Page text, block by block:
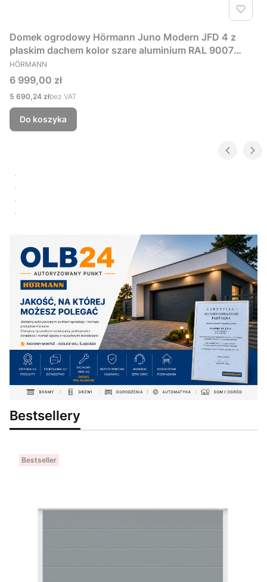
Domek ogrodowy Hörmann Juno Modern JFD 4 z
płaskim dachem kolor szare aluminium RAL 9007
229x181 cm
PRODUCENT
HÖRMANN
Cena
6 999,00 zł
Cena
5 690,24 złbez VAT
Do koszyka
Bestsellery
Bestseller